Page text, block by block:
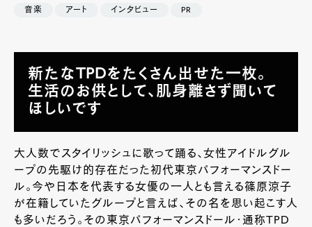
音楽 アート インタビュー PR
新たなTPDをたくさん出せた一枚。
生活のお供として、肌身離さず聞いて
ほしいです
大人数でスタイリッシュに歌って踊る、女性アイドルグル
ープの先駆け的存在だった初代東京パフォーマンスドー
ル。今や日本を代表する女優の一人とも言える篠原涼子
が在籍していたグループと言えば、その名を思い起こす人
も多いだろう。その東京パフォーマンスドール・通称TPD